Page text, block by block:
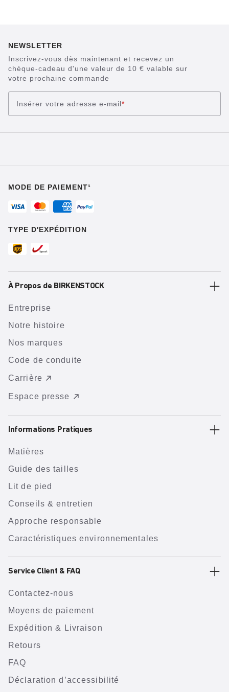
NEWSLETTER
Inscrivez-vous dès maintenant et recevez un
chèque-cadeau d'une valeur de 10 € valable sur
votre prochaine commande
Insérer votre adresse e-mail*
MODE DE PAIEMENT¹
TYPE D'EXPÉDITION
À Propos de BIRKENSTOCK
Entreprise
Notre histoire
Nos marques
Code de conduite
Carrière
Espace presse
Informations Pratiques
Matières
Guide des tailles
Lit de pied
Conseils & entretien
Approche responsable
Caractéristiques environnementales
Service Client & FAQ
Contactez-nous
Moyens de paiement
Expédition & Livraison
Retours
FAQ
Déclaration d’accessibilité